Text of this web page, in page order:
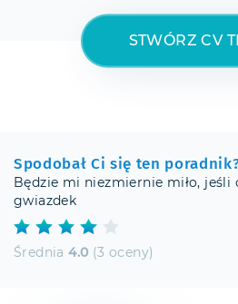
STWÓRZ CV
Spodobał Ci się ten
Będzie mi niezmiernie miło, jeśli
gwiazdek
Średnia4.0 (3 oceny)